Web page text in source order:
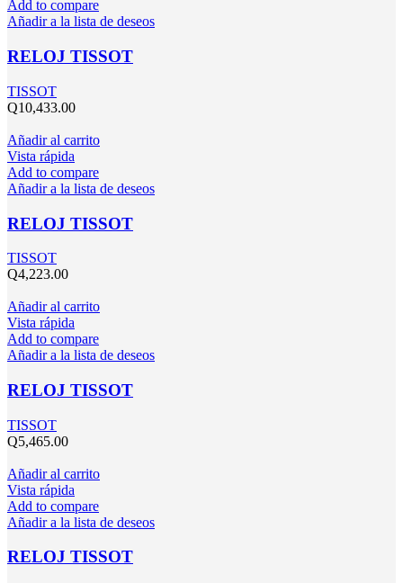
Add to compare
Añadir a la lista de deseos
RELOJ TISSOT
TISSOT
Q10,433.00
Añadir al carrito
Vista rápida
Add to compare
Añadir a la lista de deseos
RELOJ TISSOT
TISSOT
Q4,223.00
Añadir al carrito
Vista rápida
Add to compare
Añadir a la lista de deseos
RELOJ TISSOT
TISSOT
Q5,465.00
Añadir al carrito
Vista rápida
Add to compare
Añadir a la lista de deseos
RELOJ TISSOT